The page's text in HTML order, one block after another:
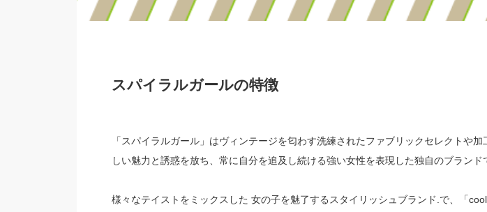
スパイラルガールの特徴
「スパイラルガール」はヴィンテージを匂わす洗練されたファブリックセレクトや
しい魅力と誘惑を放ち、常に自分を追及し続ける強い女性を表現した独自のブランド
様々なテイストをミックスした 女の子を魅了するスタイリッシュブランド.で、「